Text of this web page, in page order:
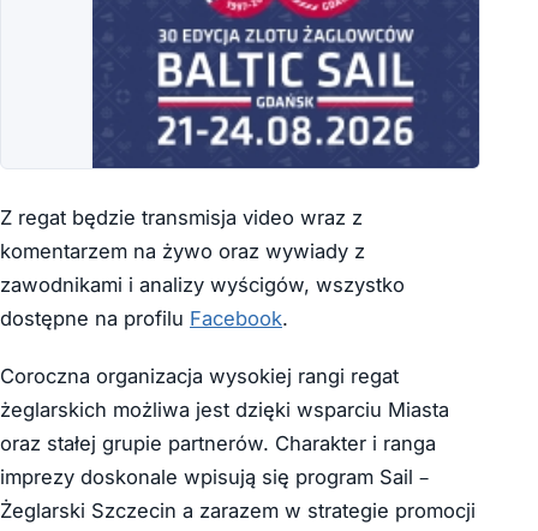
Z regat będzie transmisja video wraz z
komentarzem na żywo oraz wywiady z
zawodnikami i analizy wyścigów, wszystko
dostępne na profilu Facebook.
Coroczna organizacja wysokiej rangi regat
żeglarskich możliwa jest dzięki wsparciu Miasta
oraz stałej grupie partnerów. Charakter i ranga
imprezy doskonale wpisują się program Sail –
Żeglarski Szczecin a zarazem w strategie promocji